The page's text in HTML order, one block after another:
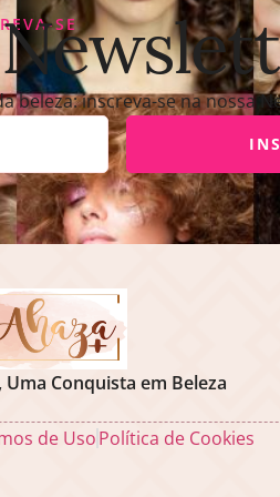
SE
inscreva-se na nossa
Uma Conquista em Beleza
de UsoPolítica de Cookies